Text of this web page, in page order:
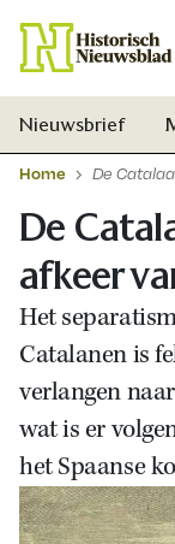
Nieuwsbrief
Home De
De
afkeer
Het
Catalanen is
verlangen
wat is er
het Spaanse